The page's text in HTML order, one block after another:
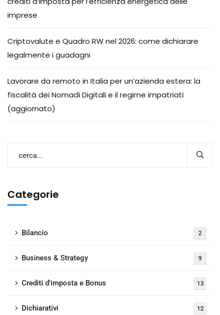
imprese
Criptovalute e Quadro RW nel 2026: come dichiarare
legalmente i guadagni
Lavorare da remoto in Italia per un’azienda estera: la
fiscalità dei Nomadi Digitali e il regime impatriati
(aggiornato)
Categorie
Bilancio 2
Business & Strategy 9
Crediti d'imposta e Bonus 13
Dichiarativi 12